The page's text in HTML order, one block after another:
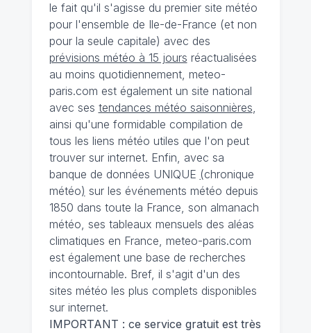
le fait qu'il s'agisse du premier site météo
pour l'ensemble de Ile-de-France (et non
pour la seule capitale) avec des
prévisions météo à 15 jours réactualisées
au moins quotidiennement, meteo-
paris.com est également un site national
avec ses tendances météo saisonnières,
ainsi qu'une formidable compilation de
tous les liens météo utiles que l'on peut
trouver sur internet. Enfin, avec sa
banque de données UNIQUE (chronique
météo) sur les événements météo depuis
1850 dans toute la France, son almanach
météo, ses tableaux mensuels des aléas
climatiques en France, meteo-paris.com
est également une base de recherches
incontournable. Bref, il s'agit d'un des
sites météo les plus complets disponibles
sur internet.
IMPORTANT : ce service gratuit est très